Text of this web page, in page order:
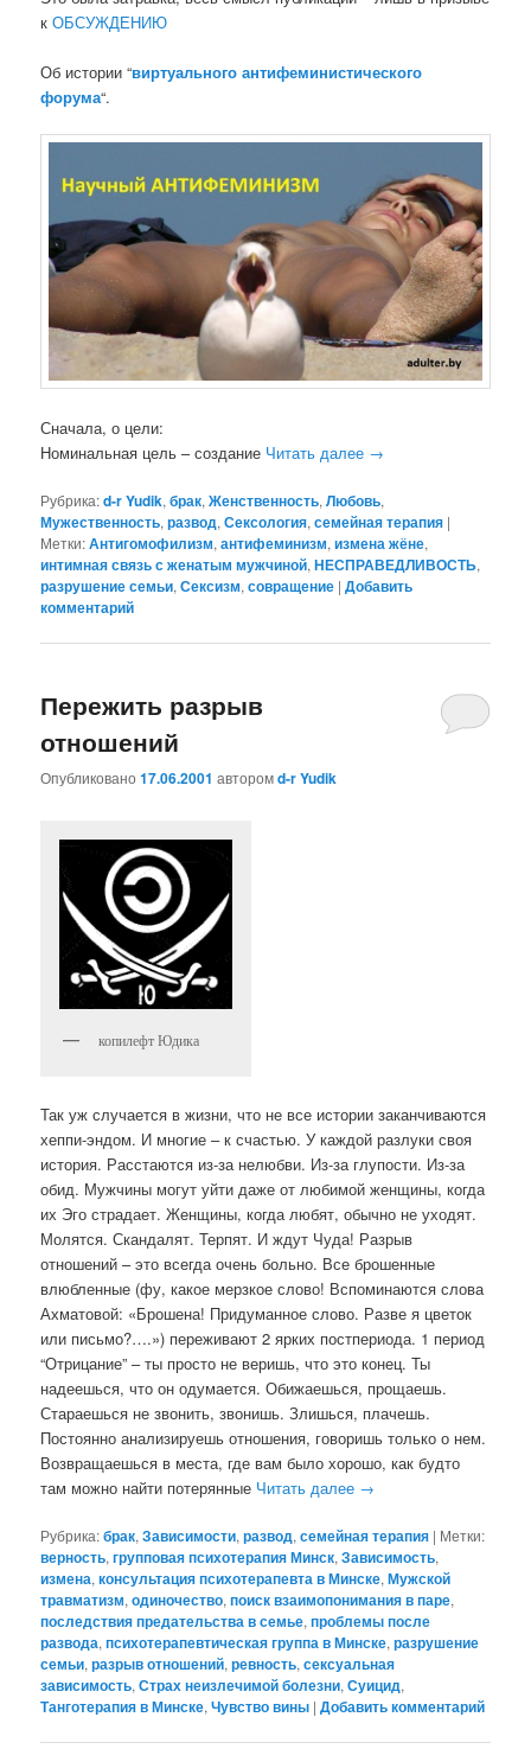
кОБСУЖДЕНИЮ
Об истории “виртуального антифеминистического
форума“.
Сначала, о цели:
Номинальная цель – создание Читать далее →
Рубрика:d-r Yudik,брак,Женственность,Любовь,
Мужественность,развод,Сексология,семейная терапия |
Метки:Антигомофилизм,антифеминизм,измена жёне,
интимная связь с женатым мужчиной,НЕСПРАВЕДЛИВОСТЬ,
разрушение семьи,Сексизм,совращение |Добавить
комментарий
Пережить разрыв
отношений
Опубликовано17.06.2001 авторомd-r Yudik
копилефт Юдика
Так уж случается в жизни, что не все истории заканчиваются
хеппи-эндом. И многие – к счастью. У каждой разлуки своя
история. Расстаются из-за нелюбви. Из-за глупости. Из-за
обид. Мужчины могут уйти даже от любимой женщины, когда
их Эго страдает. Женщины, когда любят, обычно не уходят.
Молятся. Скандалят. Терпят. И ждут Чуда! Разрыв
отношений – это всегда очень больно. Все брошенные
влюбленные (фу, какое мерзкое слово! Вспоминаются слова
Ахматовой: «Брошена! Придуманное слово. Разве я цветок
или письмо?….») переживают 2 ярких постпериода. 1 период
“Отрицание” – ты просто не веришь, что это конец. Ты
надеешься, что он одумается. Обижаешься, прощаешь.
Стараешься не звонить, звонишь. Злишься, плачешь.
Постоянно анализируешь отношения, говоришь только о нем.
Возвращаешься в места, где вам было хорошо, как будто
там можно найти потерянные Читать далее →
Рубрика:брак,Зависимости,развод,семейная терапия | Метки:
верность,групповая психотерапия Минск,Зависимость,
измена,консультация психотерапевта в Минске,Мужской
травматизм,одиночество,поиск взаимопонимания в паре,
последствия предательства в семье,проблемы после
развода,психотерапевтическая группа в Минске,разрушение
семьи,разрыв отношений,ревность,сексуальная
зависимость,Страх неизлечимой болезни,Суицид,
Танготерапия в Минске,Чувство вины |Добавить комментарий